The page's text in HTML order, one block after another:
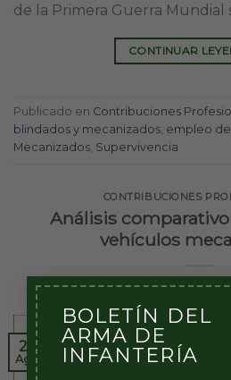
BOLETÍN DEL
ARMA DE
INFANTERÍA
de la Primera Guerra Mundial
CONTINUAR
Publicado en Contribuciones
blindados y mecanizados, empleo
Mecanizados, Supervivencia
CONTRIBUCIONES
Análisis
vehículos
PUBLICADO EL26/08/2020
26
Ago